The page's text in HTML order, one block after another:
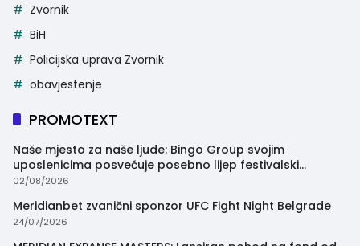
Zvornik
BiH
Policijska uprava Zvornik
obavjestenje
PROMOTEXT
Naše mjesto za naše ljude: Bingo Group svojim
uposlenicima posvećuje posebno lijep festivalski
trenutak
02/08/2026
Meridianbet zvanični sponzor UFC Fight Night Belgrade
24/07/2026